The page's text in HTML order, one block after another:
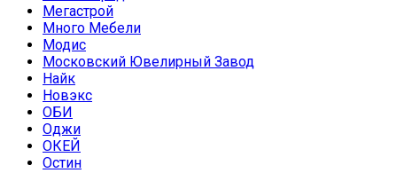
Мегастрой
Много Мебели
Модис
Московский Ювелирный Завод
Найк
Новэкс
ОБИ
Оджи
ОКЕЙ
Остин